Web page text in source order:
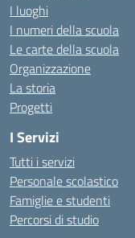
I luoghi
I numeri della scuola
Le carte della scuola
Organizzazione
La storia
Progetti
I Servizi
Tutti i servizi
Personale scolastico
Famiglie e studenti
Percorsi di studio